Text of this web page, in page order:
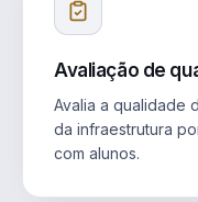
Avaliação de
Avalia a qualidade
da infraestrutura
com alunos.